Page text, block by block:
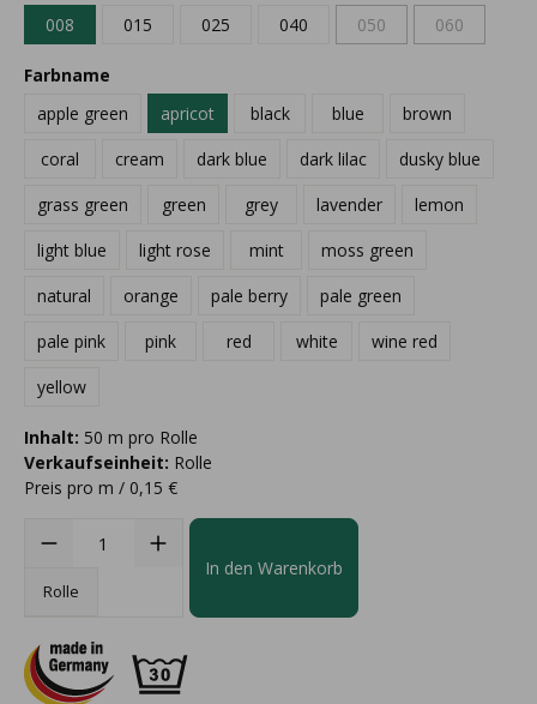
008
015 025 040 050 060
Farbname
apple green
apricot black blue
brown
coral
cream dark blue dark lilac
dusky blue
grass green
green grey lavender
lemon
light blue
light rose mint
moss green
natural
orange pale berry
pale green
pale pink
pink red white
wine red
yellow
Inhalt: 50 m pro Rolle
Verkaufseinheit: Rolle
Preis pro m / 0,15 €
Rolle
In den Warenkorb